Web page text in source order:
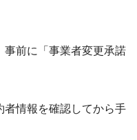
間 10:00~17:00）
0570-00-4740
事前に「事業者変更承諾
者情報を確認してから手